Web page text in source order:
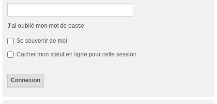
J’ai oublié mon mot de passe
Se souvenir de moi
Cacher mon statut en ligne pour cette session